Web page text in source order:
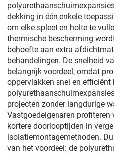
dekking in één enkele
om elke spleet en holte te
thermische bescherming
behoefte aan extra
behandelingen. De snelheid
belangrijk voordeel, omdat
oppervlakken snel en efficiënt
projecten zonder langdurige
Vastgoedeigenaren profiteren
kortere doorlooptijden in
isolatiemontagemethoden.
van het voordeel: de